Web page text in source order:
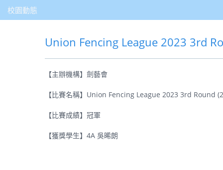
校園動態
Union Fencing League 2023 3rd
【主辦機構】劍藝會
【比賽名稱】Union Fencing League 2023 3rd Round
【比賽成績】冠軍
【獲獎學生】4A 吳晞朗